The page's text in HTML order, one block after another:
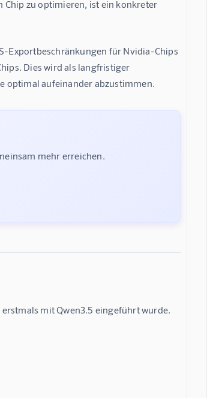
Chip zu optimieren, ist ein konkreter
Exportbeschränkungen für Nvidia-Chips
Dies wird als langfristiger
optimal aufeinander abzustimmen.
mehr erreichen.
mit Qwen3.5 eingeführt wurde.